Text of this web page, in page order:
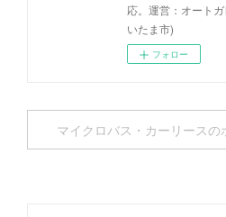
応。運営：オート
いたま市)
フォロー
マイクロバス・カーリースの